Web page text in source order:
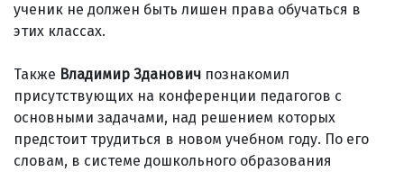
ученик не должен быть лишен права обучаться в
этих классах.
Также Владимир Зданович познакомил
присутствующих на конференции педагогов с
основными задачами, над решением которых
предстоит трудиться в новом учебном году. По его
словам, в системе дошкольного образования